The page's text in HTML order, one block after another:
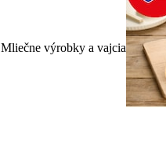
Mliečne výrobky a vajcia